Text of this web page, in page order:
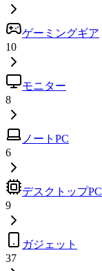
ゲーミングギア
10
モニター
8
ノートPC
6
デスクトップPC
9
ガジェット
37